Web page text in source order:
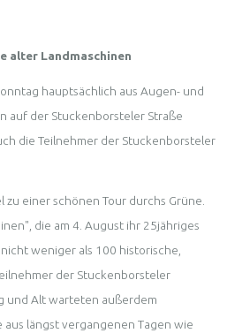
alter Landmaschinen
hauptsächlich aus Augen- und
auf der Stuckenborsteler Straße
die Teilnehmer der Stuckenborsteler
einer schönen Tour durchs Grüne.
die am 4. August ihr 25jähriges
weniger als 100 historische,
der Stuckenborsteler
und Alt warteten außerdem
längst vergangenen Tagen wie